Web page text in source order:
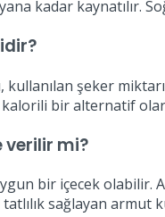
kadar
şeker
kalorili bir alternatif
verilir mi?
bir içecek olabilir.
sağlayan armut